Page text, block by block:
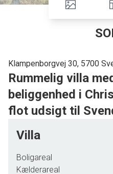
Klampenborgvej 30, 5700
Rummelig villa
beliggenhed i
flot udsigt til
Udsigten til Svendborgsund med blå
nye ejere er der meget mere at se frem til.
Villa
Boligareal
Kælderareal